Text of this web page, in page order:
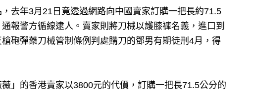
去年3月21日竟透過網路向中國賣家訂購一把長約71.5
報警方循線逮人。賣家則將刀械以護膝褲名義，進口到
砲彈藥刀械管制條例判處購刀的鄧男有期徒刑4月，得
」的香港賣家以3800元的代價，訂購一把長71.5公分的